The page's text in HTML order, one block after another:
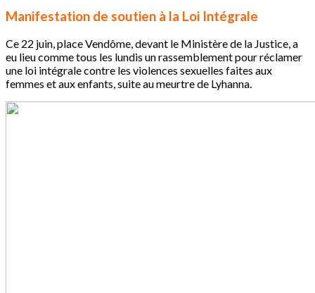
Manifestation de soutien à la Loi Intégrale
Ce 22 juin, place Vendôme, devant le Ministère de la Justice, a
eu lieu comme tous les lundis un rassemblement pour réclamer
une loi intégrale contre les violences sexuelles faites aux
femmes et aux enfants, suite au meurtre de Lyhanna.